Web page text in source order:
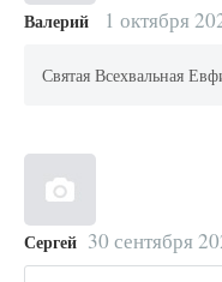
Валерий 1 октября
Святая Всехвальная
Сергей 30 сентября